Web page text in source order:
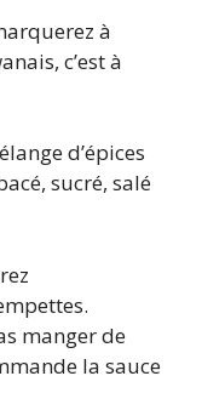
à
c’est à
d’épices
sucré, salé
manger de
la sauce